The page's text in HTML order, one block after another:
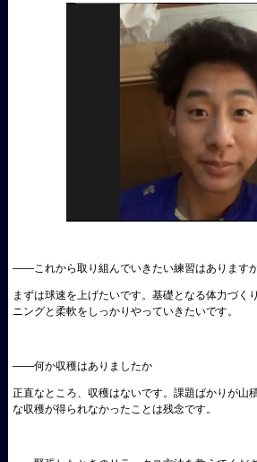
――これから取り組んでいきたい練習はあります
まずは球速を上げたいです。基礎となる体力づく
ニングと柔軟をしっかりやっていきたいです。
――何か収穫はありましたか
正直なところ、収穫はないです。課題ばかりが山
な収穫が得られなかったことは残念です。